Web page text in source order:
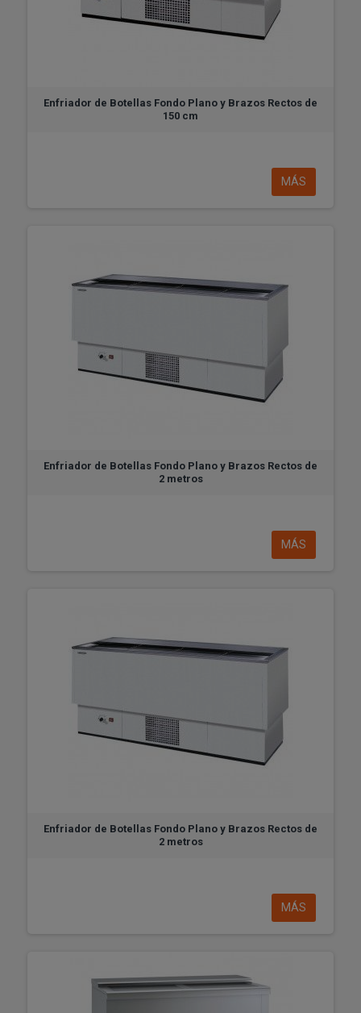
Enfriador de Botellas Fondo Plano y Brazos Rectos de
150 cm
MÁS
Enfriador de Botellas Fondo Plano y Brazos Rectos de
2 metros
MÁS
Enfriador de Botellas Fondo Plano y Brazos Rectos de
2 metros
MÁS